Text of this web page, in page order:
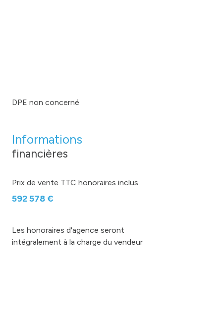
DPE non concerné
Informations
financières
Prix de vente TTC honoraires inclus
592 578 €
Les honoraires d'agence seront
intégralement à la charge du vendeur